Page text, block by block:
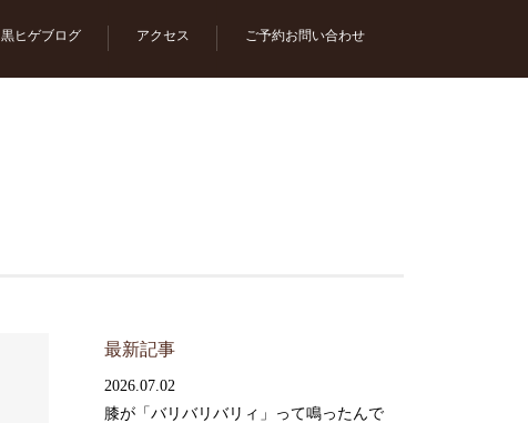
黒ヒゲブログ アクセス ご予約お問い合わせ
最新記事
2026.07.02
膝が「バリバリバリィ」って鳴ったんで